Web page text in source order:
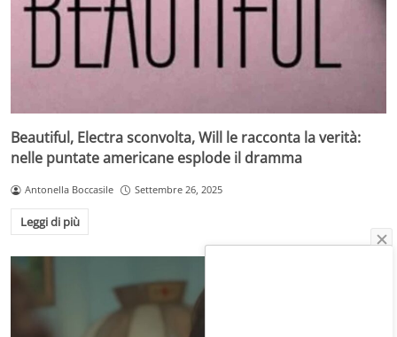
Beautiful, Electra sconvolta, Will le racconta la verità:
nelle puntate americane esplode il dramma
Antonella Boccasile Settembre 26, 2025
Leggi di più